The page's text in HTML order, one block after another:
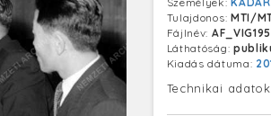
Tulajdonos: MTI/
Fájlnév:
Láthatóság:
Kiadás dátuma:
Technikai